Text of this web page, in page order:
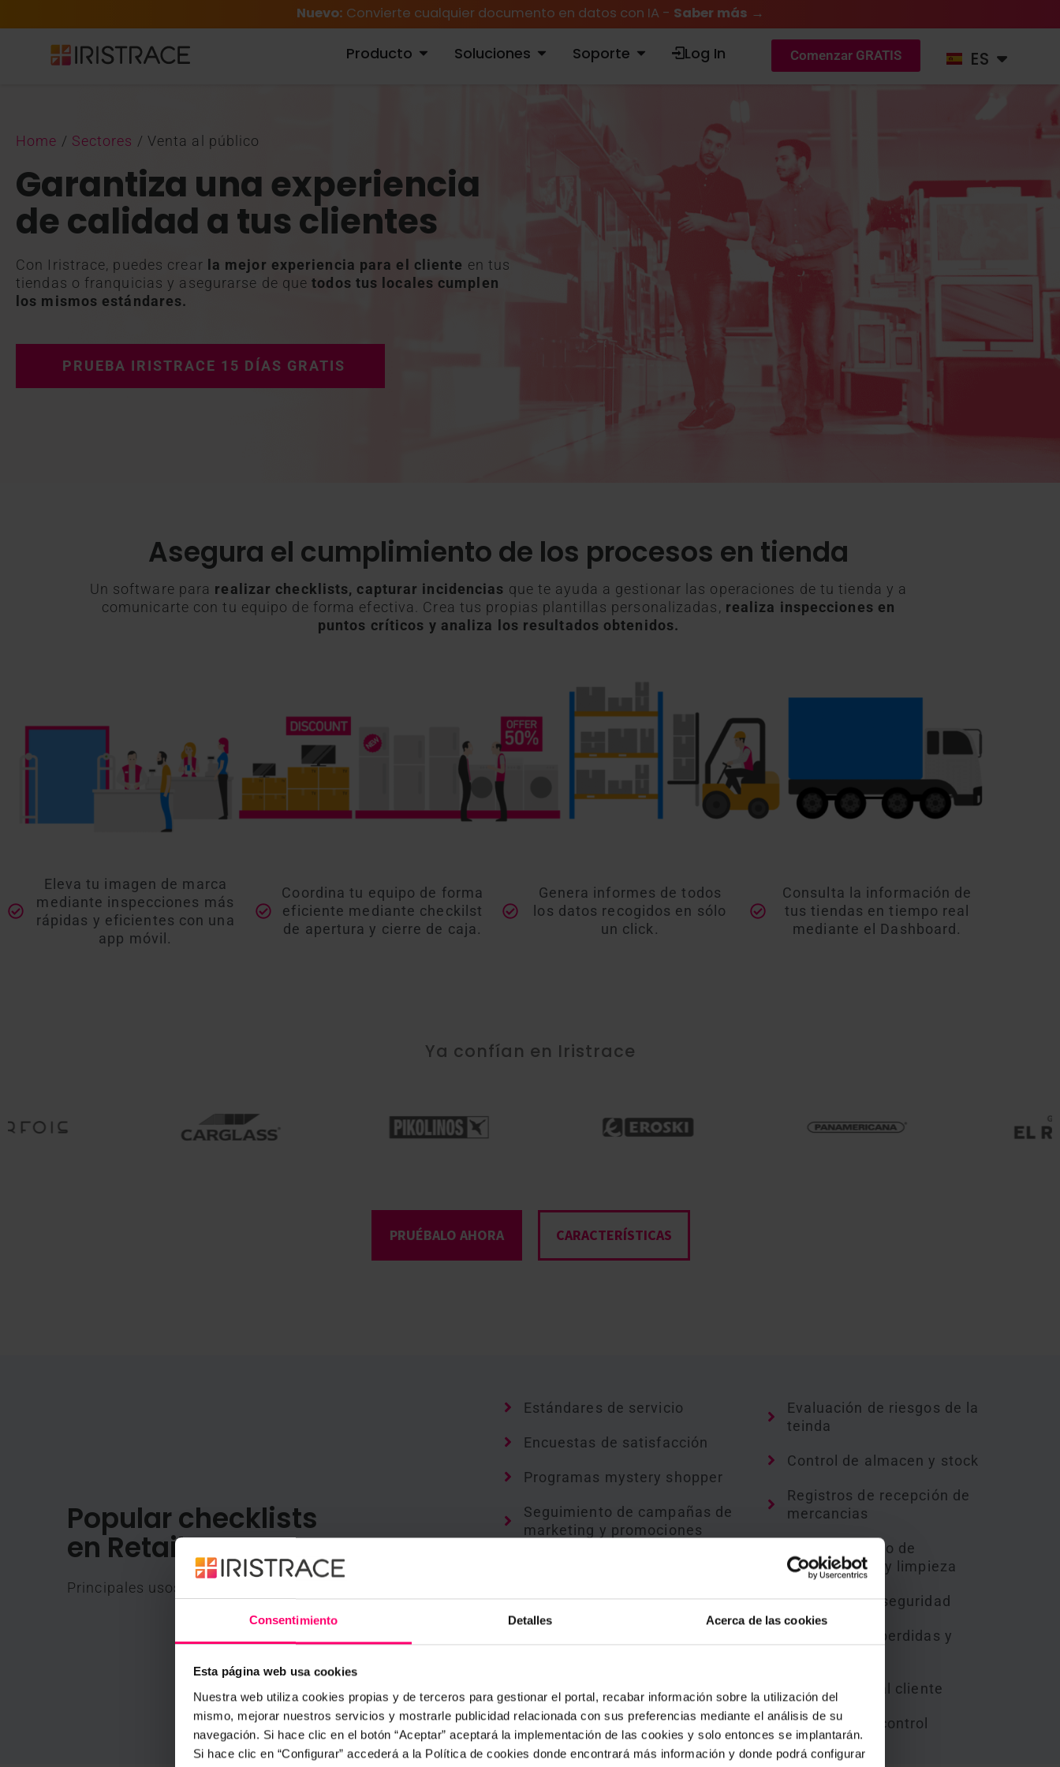
Consentimiento Detalles Acerca de las cookies
Esta página web usa cookies
Nuestra web utiliza cookies propias y de terceros para gestionar el portal, recabar información sobre la utilización del
mismo, mejorar nuestros servicios y mostrarle publicidad relacionada con sus preferencias mediante el análisis de su
navegación. Si hace clic en el botón “Aceptar” aceptará la implementación de las cookies y solo entonces se implantarán.
Si hace clic en “Configurar” accederá a la Política de cookies donde encontrará más información y donde podrá configurar
Nuevo: Convierte cualquier documento en datos con IA - Saber más →
Producto ABRIR PRODUCTO
Soluciones ABRIR SOLUCIONES
Soporte ABRIR SOPORTELog In Comenzar GRATIS ES
NL
Home / Sectores / Venta al público
Garantiza una experiencia
de calidad a tus clientes
Con Iristrace, puedes crear la mejor experiencia para el cliente en tus
tiendas o franquicias y asegurarse de quetodos tus locales cumplen
los mismos estándares.
PRUEBA IRISTRACE 15 DÍAS GRATIS
Asegura el cumplimiento de los procesos en tienda
Un software para realizar checklists, capturar incidencias que te ayuda a gestionar las operaciones de tu tienda y a
comunicarte con tu equipo de forma efectiva. Crea tus propias plantillas personalizadas, realiza inspecciones en
puntos críticos y analiza los resultados obtenidos.
Eleva tu imagen de marca
mediante inspecciones más
rápidas y eficientes con una
app móvil.
Coordina tu equipo de forma
eficiente mediante checkilst
de apertura y cierre de caja.
Genera informes de todos
los datos recogidos en sólo
un click.
Consulta la información de
tus tiendas en tiempo real
mediante el Dashboard.
Ya confían en Iristrace
PRUÉBALO AHORA CARACTERÍSTICAS
Popular checklists
en Retail
Principales usos y ejemplos de la aplicación
Estándares de servicio
Encuestas de satisfacción
Programas mystery shopper
Seguimiento de campañas de
marketing y promociones
Apertura y cierre de caja
Checklist de apertura y cierre
de instalaciones
Evaluación de riesgos de la
teinda
Control de almacen y stock
Registros de recepción de
mercancias
Mantenimiento de
instalaciones y limpieza
Controles de seguridad
Registros de perdidas y
Satisfacción al cliente
Registros de control